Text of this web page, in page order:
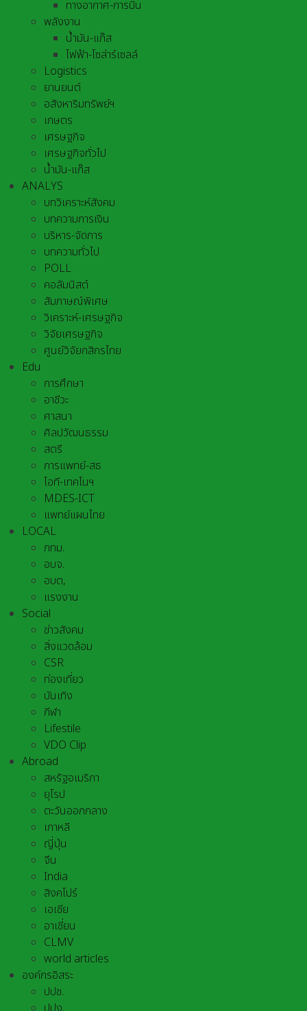
ทางอากาศ-การบิน
พลังงาน
น้ำมัน-แก๊ส
ไฟฟ้า-โซล่าร์เซลล์
Logistics
ยานยนต์
อสังหาริมทรัพย์ฯ
เกษตร
เศรษฐกิจ
เศรษฐกิจทั่วไป
น้ำมัน-แก๊ส
ANALYS
บทวิเคราะห์สังคม
บทความการเงิน
บริหาร-จัดการ
บทความทั่วไป
POLL
คอลัมนิสต์
สัมภาษณ์พิเศษ
วิเคราะห์-เศรษฐกิจ
วิจัยเศรษฐกิจ
ศูนย์วิจัยกสิกรไทย
Edu
การศึกษา
อาชีวะ
ศาสนา
ศิลปวัฒนธรรม
สตรี
การแพทย์-สธ
ไอที-เทคโนฯ
MDES-ICT
แพทย์แผนไทย
LOCAL
กทม.
อบจ.
อบต,
แรงงาน
Social
ข่าวสังคม
สิ่งแวดล้อม
CSR
ท่องเที่ยว
บันเทิง
กีฬา
Lifestile
VDO Clip
Abroad
สหรัฐอเมริกา
ยุโรป
ตะวันออกกลาง
เกาหลี
ญี่ปุ่น
จีน
India
สิงคโปร์
เอเชีย
อาเชี่ยน
CLMV
world articles
องค์กรอิสระ
ปปช.